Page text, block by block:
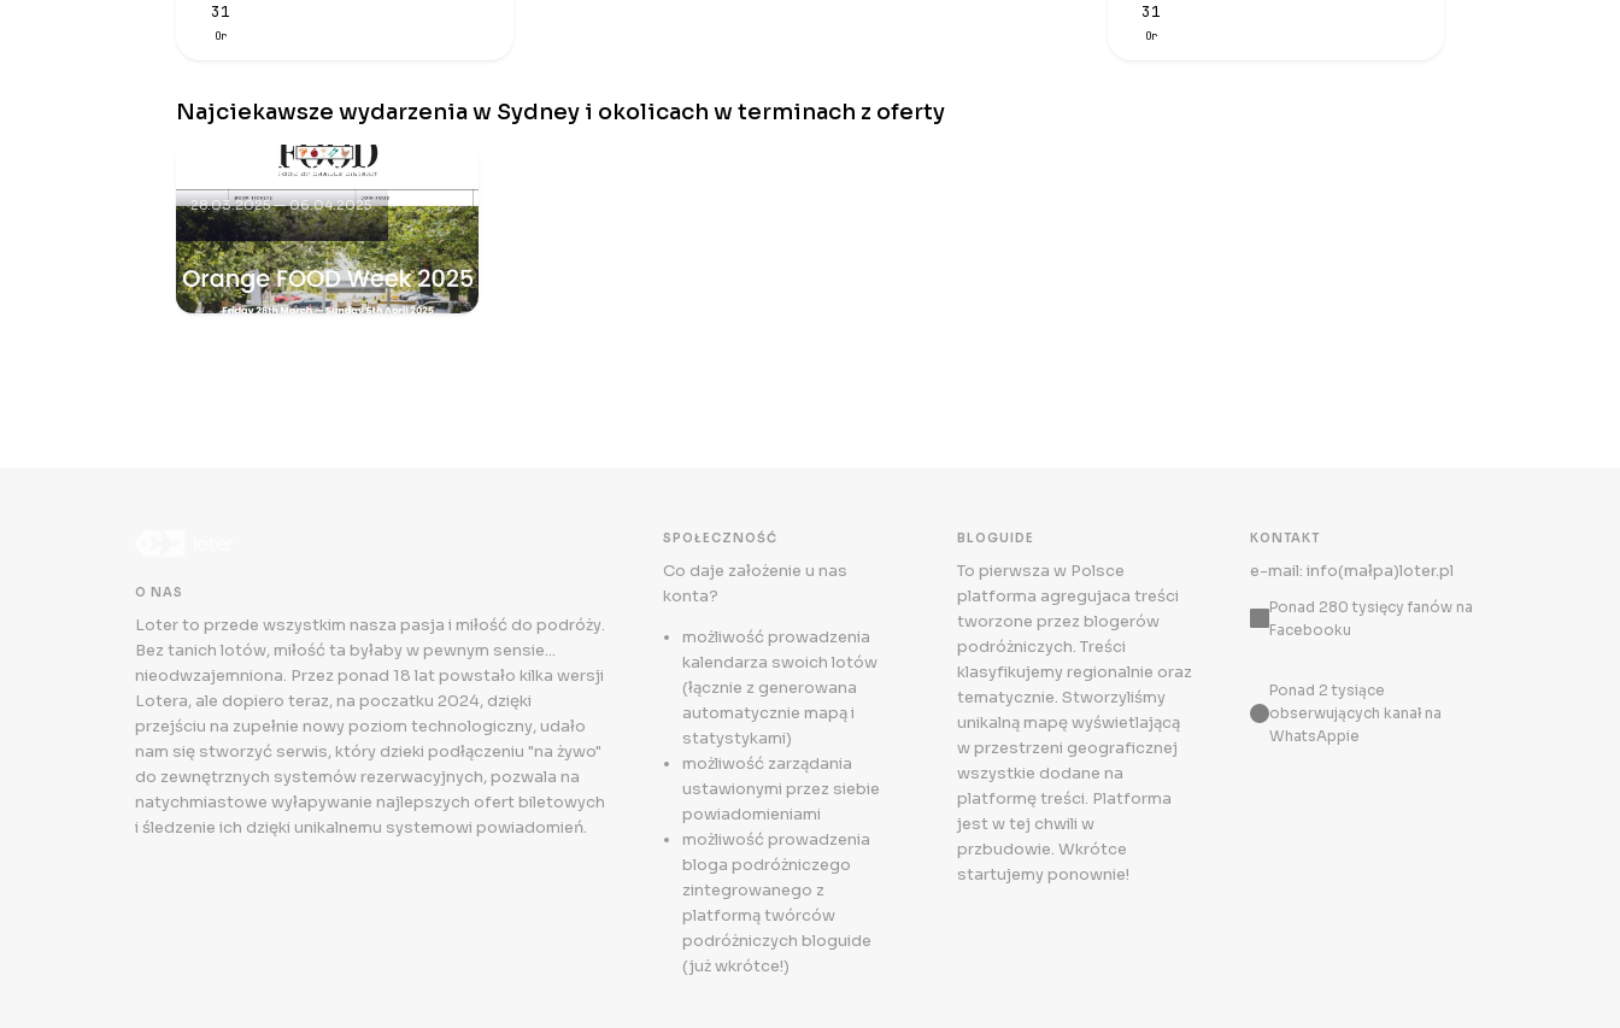
31
Or
31
Or
Najciekawsze wydarzenia w Sydney i okolicach w terminach z oferty
Orange F.O.O.D Week
28.03.2025 — 06.04.2025
O NAS
Loter to przede wszystkim nasza pasja i miłość do podróży.
Bez tanich lotów, miłość ta byłaby w pewnym sensie...
nieodwzajemniona. Przez ponad 18 lat powstało kilka wersji
Lotera, ale dopiero teraz, na poczatku 2024, dzięki
przejściu na zupełnie nowy poziom technologiczny, udało
nam się stworzyć serwis, który dzieki podłączeniu "na żywo"
do zewnętrznych systemów rezerwacyjnych, pozwala na
natychmiastowe wyłapywanie najlepszych ofert biletowych
i śledzenie ich dzięki unikalnemu systemowi powiadomień.
SPOŁECZNOŚĆ
Co daje założenie u nas
konta?
możliwość prowadzenia
kalendarza swoich lotów
(łącznie z generowana
automatycznie mapą i
statystykami)
możliwość zarządania
ustawionymi przez siebie
powiadomieniami
możliwość prowadzenia
bloga podróżniczego
zintegrowanego z
platformą twórców
podróżniczych bloguide
(już wkrótce!)
BLOGUIDE
To pierwsza w Polsce
platforma agregujaca treści
tworzone przez blogerów
podróżniczych. Treści
klasyfikujemy regionalnie oraz
tematycznie. Stworzyliśmy
unikalną mapę wyświetlającą
w przestrzeni geograficznej
wszystkie dodane na
platformę treści. Platforma
jest w tej chwili w
przbudowie. Wkrótce
startujemy ponownie!
KONTAKT
e-mail: info(małpa)loter.pl
Ponad 280 tysięcy fanów na
Facebooku
Ponad 2 tysiące
obserwujących kanał na
WhatsAppie